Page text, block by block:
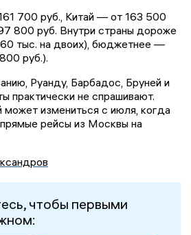
700 руб., Китай — от 163 500
800 руб. Внутри страны дороже
тыс. на двоих), бюджетнее —
руб.).
Руанду, Барбадос, Бруней и
практически не спрашивают.
может измениться с июля, когда
прямые рейсы из Москвы на
чтобы первыми